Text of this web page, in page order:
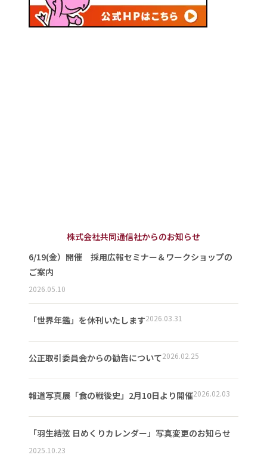
株式会社共同通信社からのお知らせ
6/19(金）開催 採用広報セミナー＆ワークショップの
ご案内
2026.05.10
「世界年鑑」を休刊いたします2026.03.31
公正取引委員会からの勧告について2026.02.25
報道写真展「食の戦後史」2月10日より開催2026.02.03
「羽生結弦 日めくりカレンダー」写真変更のお知らせ
2025.10.23